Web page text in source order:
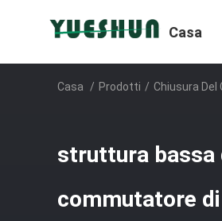
Casa
Casa / Prodotti / Chiusura
struttura bassa
commutatore